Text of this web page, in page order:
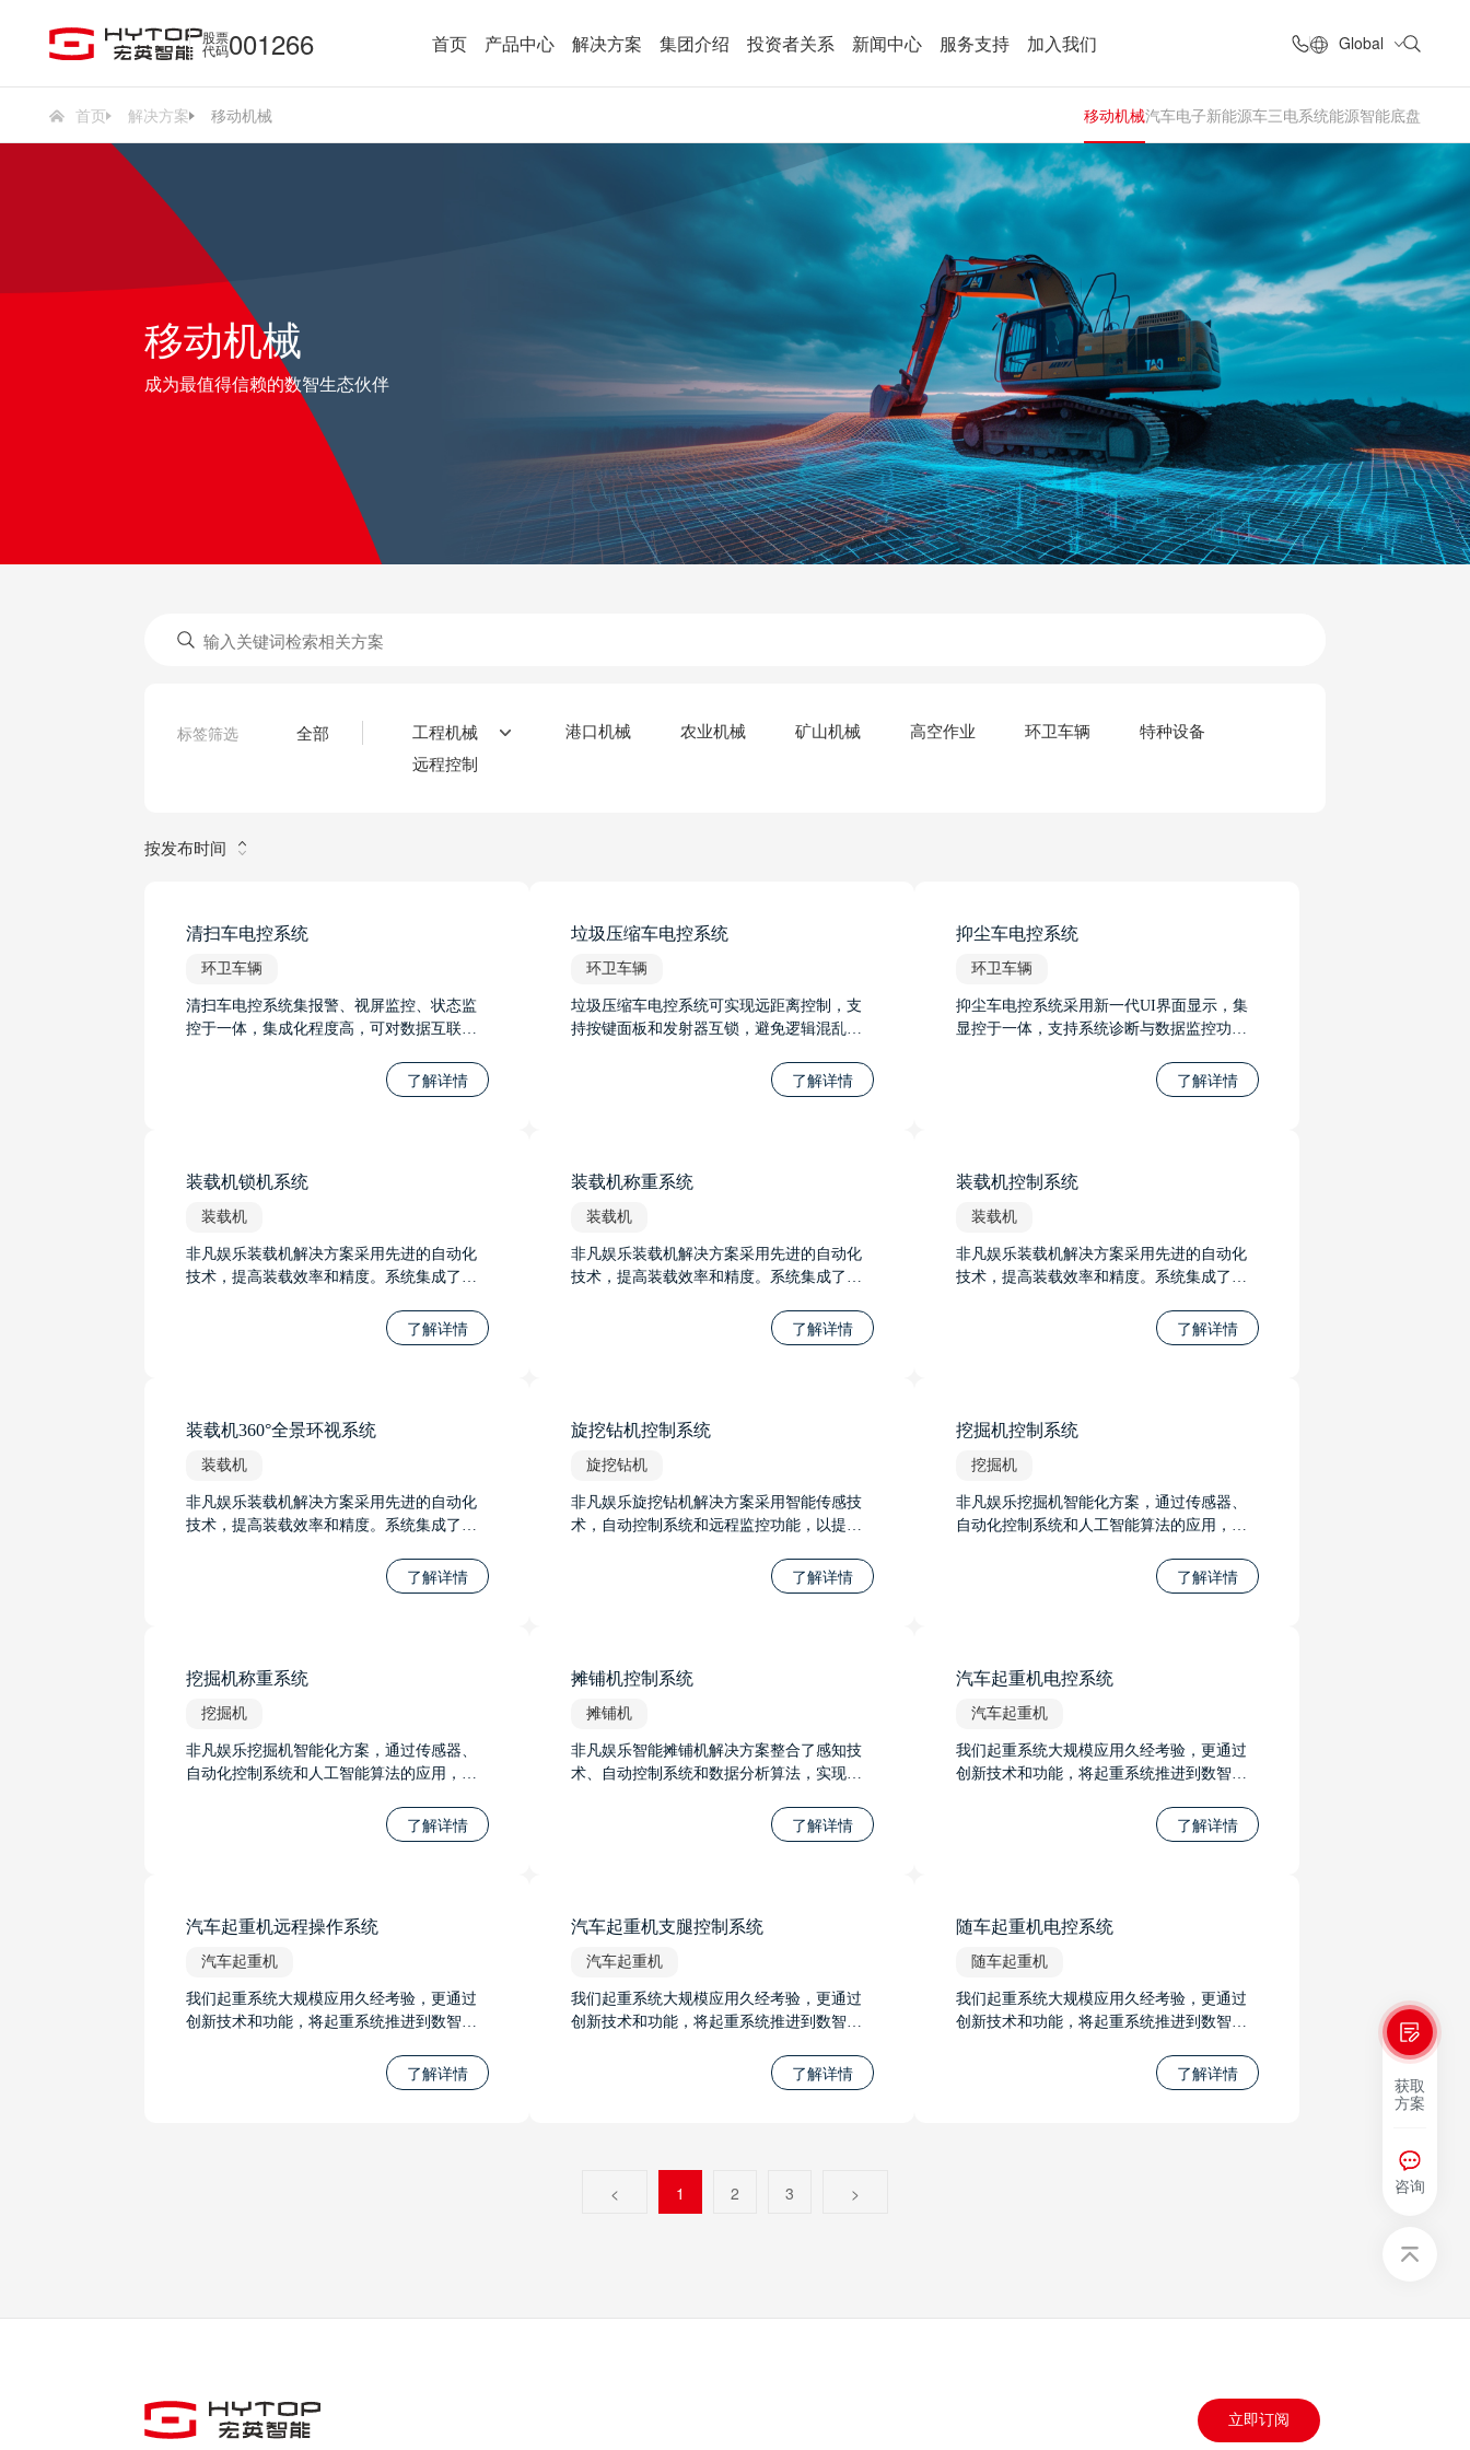
股票
代码001266 首页 产品中心 解决方案 集团介绍 投资者关系 新闻中心 服务支持 加入我们 Global
首页 解决方案 移动机械 移动机械汽车电子新能源车三电系统能源智能底盘
移动机械
成为最值得信赖的数智生态伙伴
标签筛选 全部 工程机械 港口机械 农业机械 矿山机械 高空作业 环卫车辆
特种设备
远程控制
按发布时间
清扫车电控系统
环卫车辆
清扫车电控系统集报警、视屏监控、状态监
控于一体，集成化程度高，可对数据互联、
了解详情
垃圾压缩车电控系统
环卫车辆
垃圾压缩车电控系统可实现远距离控制，支
持按键面板和发射器互锁，避免逻辑混乱，
警，采用CAN总线通讯，节省线束，大大提
了解详情
抑尘车电控系统
环卫车辆
抑尘车电控系统采用新一代UI界面显示，集
显控于一体，支持系统诊断与数据监控功
了解详情
装载机锁机系统
装载机
非凡娱乐装载机解决方案采用先进的自动化
技术，提高装载效率和精度。系统集成了智
置和装载力度，优化装载过程。通过实时监
控装载机状态，系统可预测并预防故障，提
了解详情
装载机称重系统
装载机
非凡娱乐装载机解决方案采用先进的自动化
技术，提高装载效率和精度。系统集成了智
置和装载力度，优化装载过程。通过实时监
控装载机状态，系统可预测并预防故障，提
了解详情
装载机控制系统
装载机
非凡娱乐装载机解决方案采用先进的自动化
技术，提高装载效率和精度。系统集成了智
置和装载力度，优化装载过程。通过实时监
控装载机状态，系统可预测并预防故障，提
了解详情
装载机360°全景环视系统
装载机
非凡娱乐装载机解决方案采用先进的自动化
技术，提高装载效率和精度。系统集成了智
置和装载力度，优化装载过程。通过实时监
控装载机状态，系统可预测并预防故障，提
了解详情
旋挖钻机控制系统
旋挖钻机
非凡娱乐旋挖钻机解决方案采用智能传感技
术，自动控制系统和远程监控功能，以提升
GPS定位，全方位深度检测和精准控制，适
了解详情
挖掘机控制系统
挖掘机
非凡娱乐挖掘机智能化方案，通过传感器、
自动化控制系统和人工智能算法的应用，可
的挖掘控制，称重系统，以适应不同的市场
需求，随着方案的不断发展，其革新性的技
了解详情
挖掘机称重系统
挖掘机
非凡娱乐挖掘机智能化方案，通过传感器、
自动化控制系统和人工智能算法的应用，可
的挖掘控制，称重系统，以适应不同的市场
需求，随着方案的不断发展，其革新性的技
了解详情
摊铺机控制系统
摊铺机
非凡娱乐智能摊铺机解决方案整合了感知技
术、自动控制系统和数据分析算法，实现了
信息和实时调整施工参数，使摊铺机操作更
了解详情
汽车起重机电控系统
汽车起重机
我们起重系统大规模应用久经考验，更通过
创新技术和功能，将起重系统推进到数智时
无线调试系统和远程遥控系统等功能，将极
大地推进起重系统的发展，并提升工作的安
了解详情
汽车起重机远程操作系统
汽车起重机
我们起重系统大规模应用久经考验，更通过
创新技术和功能，将起重系统推进到数智时
无线调试系统和远程遥控系统等功能，将极
大地推进起重系统的发展，并提升工作的安
了解详情
汽车起重机支腿控制系统
汽车起重机
我们起重系统大规模应用久经考验，更通过
创新技术和功能，将起重系统推进到数智时
无线调试系统和远程遥控系统等功能，将极
大地推进起重系统的发展，并提升工作的安
了解详情
随车起重机电控系统
随车起重机
我们起重系统大规模应用久经考验，更通过
创新技术和功能，将起重系统推进到数智时
无线调试系统和远程遥控系统等功能，将极
大地推进起重系统的发展，并提升工作的安
了解详情
< 1 2 3 >
获取
方案
咨询
立即订阅